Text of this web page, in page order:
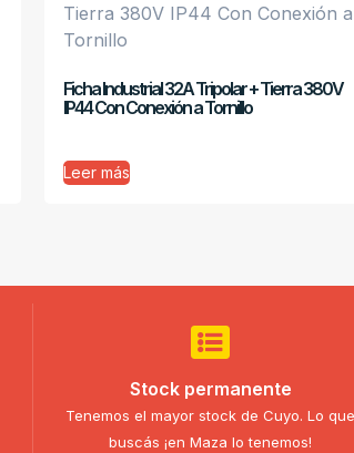
Ficha Industrial 32A Tripolar + Tierra 380V
IP44 Con Conexión a Tornillo
Leer más
Stock permanente
Tenemos el mayor stock de Cuyo. Lo que
buscás ¡en Maza lo tenemos!